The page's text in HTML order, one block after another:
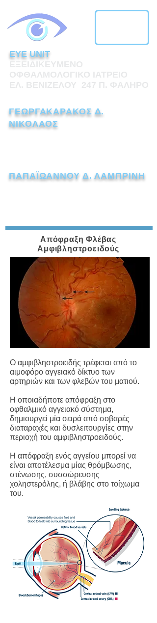
EYE UNIT
ΓΕΩΡΓΑΚΑΡΑΚΟΣ Δ.
ΝΙΚΟΛΑΟΣ
ΠΑΠΑΪΩΑΝΝΟΥ Δ. ΛΑΜΠΡΙΝΗ
Απόφραξη Φλέβας
Αμφιβληστροειδούς
Ο αμφιβληστροειδής τρέφεται από το
αιμοφόρο αγγειακό δίκτυο των
αρτηριών και των φλεβών του ματιού.
Η οποιαδήποτε απόφραξη στο
οφθαλμικό αγγειακό σύστημα,
δημιουργεί μία σειρά από σοβαρές
διαταραχές και δυσλειτουργίες στην
περιοχή του αμφιβληστροειδούς.
Η απόφραξη ενός αγγείου μπορεί να
είναι αποτέλεσμα μίας θρόμβωσης,
στένωσης, συσσώρευσης
χοληστερόλης, ή βλάβης στο τοίχωμα
του.